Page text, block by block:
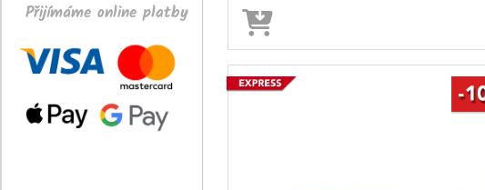
Přijímáme online platby